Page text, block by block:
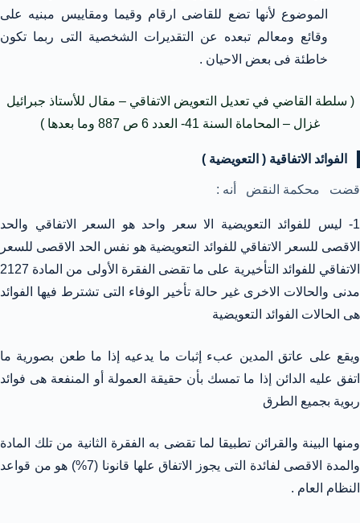
الموضوع لأنها تضع للقاضى ارقام وقيما ومقاييس مبنيه على
وقائع ومعالم تبعده عن التقديرات الشخصية التى ربما تكون
خاطئة فى بعض الاحيان .
( سلطة القاضي في تعديل التعويض الاتفاقي – مقال للأستاذ جبرائيل
غزال – المحاماة السنة 41- العدد 6 ص 887 وما بعدها )
الفوائد الاتفاقية ( التعويضية )
قضت محكمة النقض أنه :
1- ليس للفوائد التعويضية الا سعر واحد هو السعر الاتفاقي والحد
الاقصى للسعر الاتفاقي للفوائد التعويضية هو نفس الحد الاقصى للسعر
الاتفاقي للفوائد التأخيرية على ما تقضى الفقرة الأولى من المادة 2127
مدنى والحالات الاخرى غير حالة تأخير الوفاء التى تشترط فيها الفوائد
هى الحالات الفوائد التعويضية
ويقع على عاتق المدين عبء إثبات ما يدعيه إذا ما طعن بصورية ما
اتفق عليه الدائن إذا ما تمسك بأن حقيقة العمولة أو المنفعة هى فوائد
ربوية بجميع الطرق
ومنها البينة والقرائن تطبيقا لما تقضى به الفقرة الثانية من تلك المادة
والمدة الاقصى لفائدة التى يجوز الاتفاق علها قانونا (7%) هو من قواعد
النظام العام .